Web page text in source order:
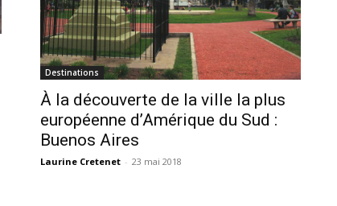
Destinations
À la découverte de la ville la plus
européenne d’Amérique du Sud :
Buenos Aires
Laurine Cretenet - 23 mai 2018